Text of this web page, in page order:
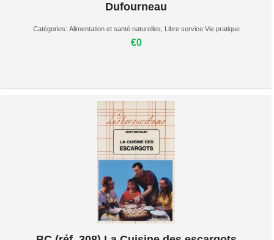
Dufourneau
Catégories: Alimentation et santé naturelles Libre service Vie pratique
€0